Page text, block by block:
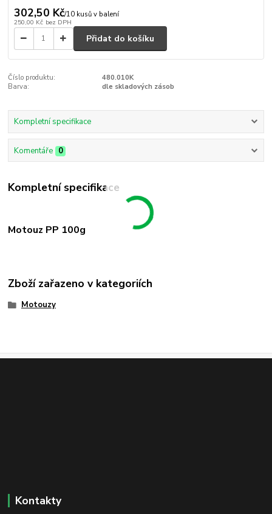
302,50 Kč/10 kusů v balení
250,00 Kč bez DPH
Přidat do košíku
Číslo produktu:
480.010K
Barva:
dle skladových zásob
Kompletní specifikace
Komentáře 0
Kompletní specifikace
Motouz PP 100g
Zboží zařazeno v kategoriích
Motouzy
Kontakty